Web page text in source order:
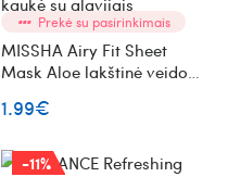
Prekė su pasirinkimais
MISSHA Airy Fit Sheet
Mask Aloe lakštinė veido
1.99€
-11%